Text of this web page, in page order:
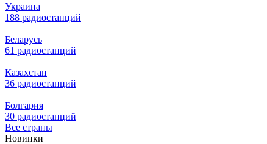
Украина
188 радиостанций
Беларусь
61 радиостанций
Казахстан
36 радиостанций
Болгария
30 радиостанций
Все страны
Новинки